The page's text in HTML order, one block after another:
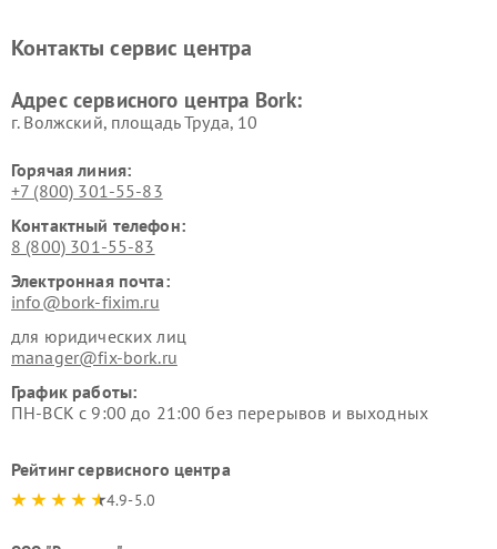
воздуха Bork
Bork
Bork
Контакты сервис центра
Адрес сервисного центра Bork:
г. Волжский, площадь Труда, 10
Горячая линия:
+7 (800) 301-55-83
Контактный телефон:
8 (800) 301-55-83
Электронная почта:
info@bork-fixim.ru
для юридических лиц
manager@fix-bork.ru
График работы:
ПН-ВСК с 9:00 до 21:00 без перерывов и выходных
Рейтинг сервисного центра
4.9-5.0